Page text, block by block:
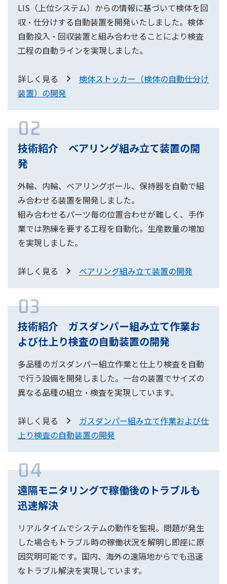
LIS（上位システム）からの情報に基づいて検体を回
収・仕分けする自動装置を開発いたしました。検体
自動投入・回収装置と組み合わせることにより検査
工程の自動ラインを実現しました。
詳しく見る
検体ストッカー（検体の自動仕分け
装置）の開発
02
技術紹介 ベアリング組み立て装置の開
発
外輪、内輪、ベアリングボール、保持器を自動で組
み合わせる装置を開発しました。
組み合わせるパーツ毎の位置合わせが難しく、手作
業では熟練を要する工程を自動化。生産数量の増加
を実現しました。
詳しく見る ベアリング組み立て装置の開発
03
技術紹介 ガスダンパー組み立て作業お
よび仕上り検査の自動装置の開発
多品種のガスダンパー組立作業と仕上り検査を自動
で行う設備を開発しました。一台の装置でサイズの
異なる品種の組立・検査を実現しています。
詳しく見る
ガスダンパー組み立て作業および仕
上り検査の自動装置の開発
04
遠隔モニタリングで稼働後のトラブルも
迅速解決
リアルタイムでシステムの動作を監視。問題が発生
した場合もトラブル時の稼働状況を解明し即座に原
因究明可能です。国内、海外の遠隔地からでも迅速
なトラブル解決を実現しています。